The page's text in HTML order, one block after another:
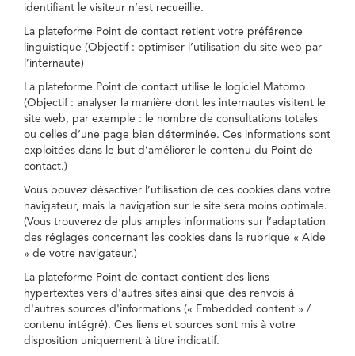
identifiant le visiteur n’est recueillie.
La plateforme Point de contact retient votre préférence
linguistique (Objectif : optimiser l’utilisation du site web par
l’internaute)
La plateforme Point de contact utilise le logiciel Matomo
(Objectif : analyser la manière dont les internautes visitent le
site web, par exemple : le nombre de consultations totales
ou celles d’une page bien déterminée. Ces informations sont
exploitées dans le but d’améliorer le contenu du Point de
contact.)
Vous pouvez désactiver l’utilisation de ces cookies dans votre
navigateur, mais la navigation sur le site sera moins optimale.
(Vous trouverez de plus amples informations sur l’adaptation
des réglages concernant les cookies dans la rubrique « Aide
» de votre navigateur.)
La plateforme Point de contact contient des liens
hypertextes vers d'autres sites ainsi que des renvois à
d'autres sources d'informations (« Embedded content » /
contenu intégré). Ces liens et sources sont mis à votre
disposition uniquement à titre indicatif.